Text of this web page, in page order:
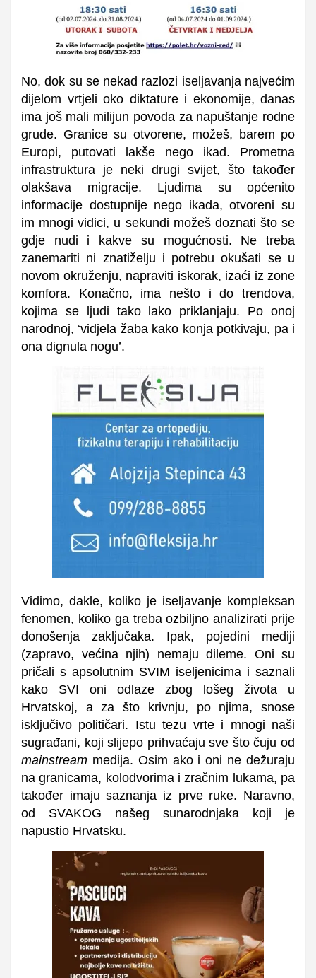
No, dok su se nekad razlozi iseljavanja najvećim
dijelom vrtjeli oko diktature i ekonomije, danas
ima još mali milijun povoda za napuštanje rodne
grude. Granice su otvorene, možeš, barem po
Europi, putovati lakše nego ikad. Prometna
infrastruktura je neki drugi svijet, što također
olakšava migracije. Ljudima su općenito
informacije dostupnije nego ikada, otvoreni su
im mnogi vidici, u sekundi možeš doznati što se
gdje nudi i kakve su mogućnosti. Ne treba
zanemariti ni znatiželju i potrebu okušati se u
novom okruženju, napraviti iskorak, izaći iz zone
komfora. Konačno, ima nešto i do trendova,
kojima se ljudi tako lako priklanjaju. Po onoj
narodnoj, ‘vidjela žaba kako konja potkivaju, pa i
ona dignula nogu’.
Vidimo, dakle, koliko je iseljavanje kompleksan
fenomen, koliko ga treba ozbiljno analizirati prije
donošenja zaključaka. Ipak, pojedini mediji
(zapravo, većina njih) nemaju dileme. Oni su
pričali s apsolutnim SVIM iseljenicima i saznali
kako SVI oni odlaze zbog lošeg života u
Hrvatskoj, a za što krivnju, po njima, snose
isključivo političari. Istu tezu vrte i mnogi naši
sugrađani, koji slijepo prihvaćaju sve što čuju od
mainstream medija. Osim ako i oni ne dežuraju
na granicama, kolodvorima i zračnim lukama, pa
također imaju saznanja iz prve ruke. Naravno,
od SVAKOG našeg sunarodnjaka koji je
napustio Hrvatsku.